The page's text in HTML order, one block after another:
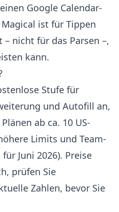
Google Calendar-
ist für Tippen
nicht für das Parsen –,
kann.
Stufe für
und Autofill an,
ab ca. 10 US-
Limits und Team-
Juni 2026). Preise
prüfen Sie
Zahlen, bevor Sie